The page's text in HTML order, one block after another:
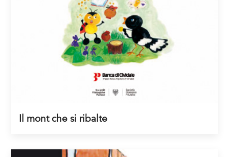
Il mont che si ribalte